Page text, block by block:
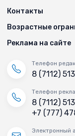
Контакты
Возрастные
Реклама на сайте
Телефон
8 (7112)
Телефон
8 (7112)
+7 (777)
Электронный